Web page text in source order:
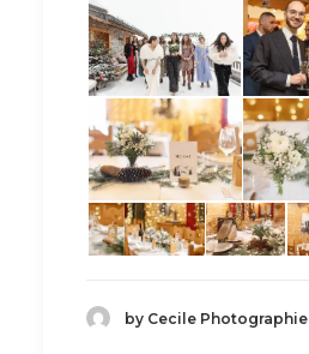
by Cecile Photographie